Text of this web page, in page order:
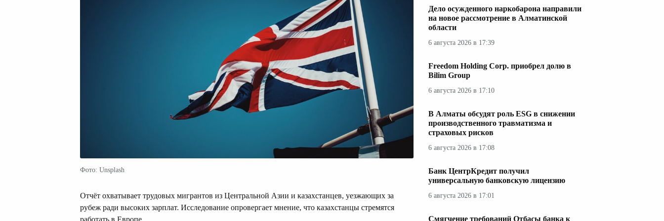
Фото: Unsplash
Отчёт охватывает трудовых мигрантов из Центральной Азии и казахстанцев, уезжающих за
рубеж ради высоких зарплат. Исследование опровергает мнение, что казахстанцы стремятся
работать в Европе.
Дело осужденного наркобарона направили
на новое рассмотрение в Алматинской
области
6 августа 2026 в 17:39
Freedom Holding Corp. приобрел долю в
Bilim Group
6 августа 2026 в 17:10
В Алматы обсудят роль ESG в снижении
производственного травматизма и
страховых рисков
6 августа 2026 в 17:08
Банк ЦентрКредит получил
универсальную банковскую лицензию
6 августа 2026 в 17:01
Смягчение требований Отбасы банка к